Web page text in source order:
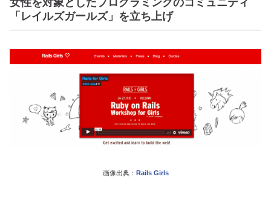
「レイルズガールズ」を立ち上げ
画像出典： Rails Girls